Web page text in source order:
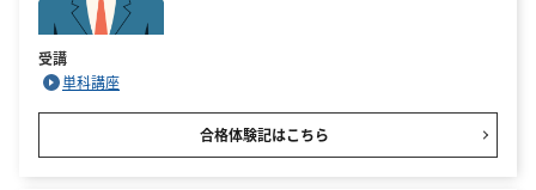
受講
単科講座
合格体験記はこちら